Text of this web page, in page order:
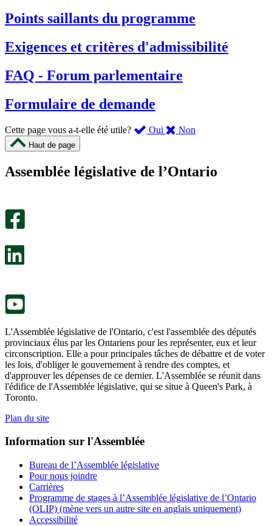
Points saillants du programme
Exigences et critères d'admissibilité
FAQ - Forum parlementaire
Formulaire de demande
Cette page vous a-t-elle été utile? Oui ,
été
Non
m’a
Haut de page
Assemblée législative de l’Ontario
L'Assemblée législative de l'Ontario, c'est l'assemblée des députés
provinciaux élus par les Ontariens pour les représenter, eux et leur
circonscription. Elle a pour principales tâches de débattre et de voter
les lois, d'obliger le gouvernement à rendre des comptes, et
d'approuver les dépenses de ce dernier. L'Assemblée se réunit dans
l'édifice de l'Assemblée législative, qui se situe à Queen's Park, à
Toronto.
Plan du site
Information sur l'Assemblée
Bureau de l’Assemblée législative
Pour nous joindre
Carrières
Programme de stages à l’Assemblée législative de l’Ontario
(OLIP) (mène vers un autre site en anglais uniquement)
Accessibilité